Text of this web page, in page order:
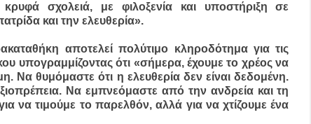
σχολειά, με φιλοξενία και υποστήριξη σε
και την ελευθερία».
αποτελεί πολύτιμο κληροδότημα για τις
υπογραμμίζοντας ότι «σήμερα, έχουμε το χρέος να
Να θυμόμαστε ότι η ελευθερία δεν είναι δεδομένη.
Να εμπνεόμαστε από την ανδρεία και τη
να τιμούμε το παρελθόν, αλλά για να χτίζουμε ένα